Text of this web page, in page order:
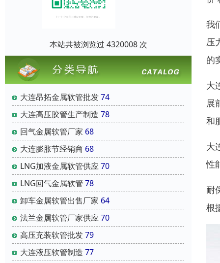
本站共被浏览过 4320008 次
大连昂拓金属软管批发74
大连高压胶管生产制造 78
回气金属软管厂家 68
大连膨胀节经销商 68
LNG加液金属软管供应70
LNG回气金属软管 78
卸车金属软管出售厂家 64
法兰金属软管厂家供应70
高压充装软管批发79
大连液压软管制造 77
我
压
的
大
展
和
大
性
耐
根